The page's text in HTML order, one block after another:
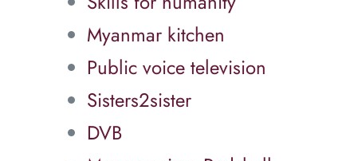
Myanmar kitchen
Public voice television
Sisters2sister
DVB